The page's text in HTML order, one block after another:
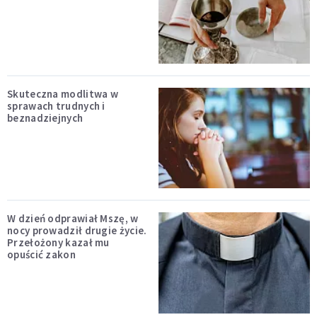
Skuteczna modlitwa w
sprawach trudnych i
beznadziejnych
W dzień odprawiał Mszę, w
nocy prowadził drugie życie.
Przełożony kazał mu
opuścić zakon